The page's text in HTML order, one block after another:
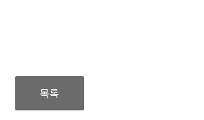
목록